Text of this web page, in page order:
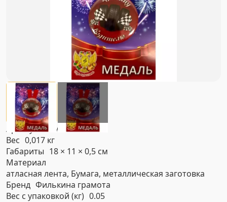
Артикул #ZMET00188
Вес 0,017 кг
Габариты 18 × 11 × 0,5 см
Материал
атласная лента, Бумага, металлическая заготовка
Бренд Филькина грамота
Вес с упаковкой (кг) 0.05